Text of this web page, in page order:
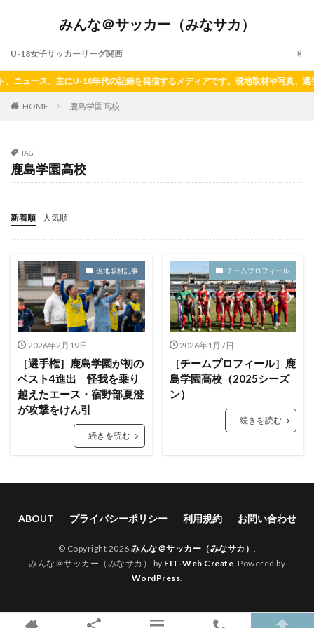
みんな＠サッカー（みなサカ）
U-18女子サッカーリーグ関西
ニュース、主にU-18年代の記録を発信するメディアです。現地取材や写真、選
HOME 鹿島学園高校
TAG
鹿島学園高校
新着順 人気順
現地取材記事
2026年2月19日
［選手権］鹿島学園が初の
ベスト4進出 怪我を乗り
越えたエース・宿野部夏澄
が攻撃をけん引
続きを読む
チームプロフィール
2026年1月7日
［チームプロフィール］鹿
島学園高校（2025シーズ
ン）
続きを読む
ABOUT プライバシーポリシー 利用規約 お問い合わせ
© Copyright 2026 みんな＠サッカー（みなサカ） .
みんな＠サッカー（みなサカ） by FIT-Web Create. Powered by
WordPress.